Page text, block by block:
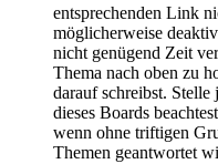
entsprechenden Link
möglicherweise
nicht genügend Zeit
Thema nach oben zu
darauf schreibst. Stelle
dieses Boards
wenn ohne triftigen
Themen geantwortet